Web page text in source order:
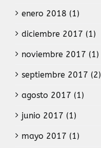
enero 2018 (1)
diciembre 2017 (1)
noviembre 2017 (1)
septiembre 2017 (2)
agosto 2017 (1)
junio 2017 (1)
mayo 2017 (1)